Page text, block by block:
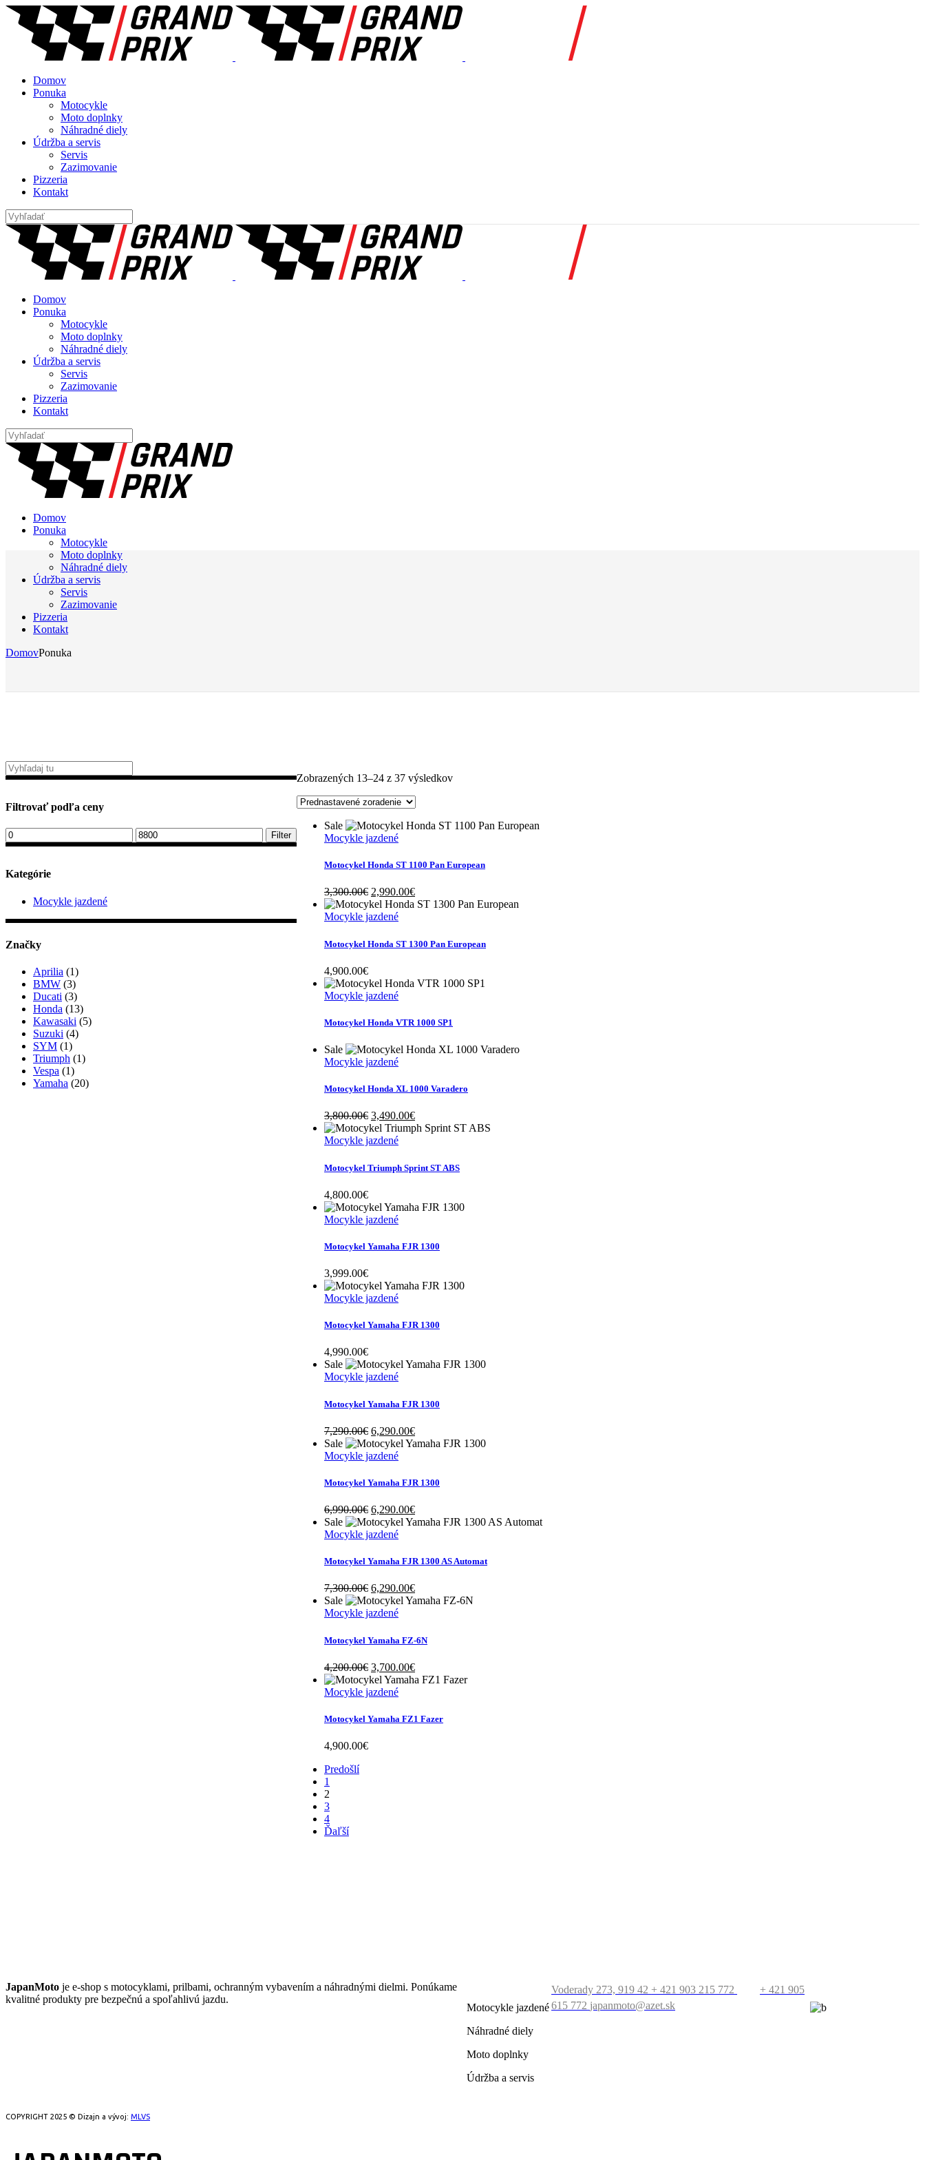
Domov
Ponuka
Motocykle
Moto doplnky
Náhradné diely
Údržba a servis
Servis
Zazimovanie
Pizzeria
Kontakt
Domov
Ponuka
Motocykle
Moto doplnky
Náhradné diely
Údržba a servis
Servis
Zazimovanie
Pizzeria
Kontakt
Domov
Ponuka
Motocykle
Moto doplnky
Náhradné diely
Údržba a servis
Servis
Zazimovanie
Pizzeria
Kontakt
DomovPonuka
Zobrazených 13–24 z 37 výsledkov
Sale
Mocykle jazdené
Motocykel Honda ST 1100 Pan European
3,300.00€ Original
price
was:
2,990.00€Current
price
Mocykle jazdené
Motocykel Honda ST 1300 Pan European
4,900.00€
Mocykle jazdené
Motocykel Honda VTR 1000 SP1
Sale
Mocykle jazdené
Motocykel Honda XL 1000 Varadero
3,800.00€ Original
price
was:
3,490.00€Current
price
Mocykle jazdené
Motocykel Triumph Sprint ST ABS
4,800.00€
Mocykle jazdené
Motocykel Yamaha FJR 1300
3,999.00€
Mocykle jazdené
Motocykel Yamaha FJR 1300
4,990.00€
Sale
Mocykle jazdené
Motocykel Yamaha FJR 1300
7,290.00€ Original
price
was:
6,290.00€Current
price
Sale
Mocykle jazdené
Motocykel Yamaha FJR 1300
6,990.00€ Original
price
was:
6,290.00€Current
price
Sale
Mocykle jazdené
Motocykel Yamaha FJR 1300 AS Automat
7,300.00€ Original
price
was:
6,290.00€Current
price
Sale
Mocykle jazdené
Motocykel Yamaha FZ-6N
4,200.00€ Original
price
was:
3,700.00€Current
price
Mocykle jazdené
Motocykel Yamaha FZ1 Fazer
4,900.00€
Predošlí
1
2
3
4
Ďaľší
Filtrovať podľa ceny
Minimálna
cena
Maximálna
cena
Filter
Kategórie
Mocykle jazdené
Značky
Aprilia (1)
BMW (3)
Ducati (3)
Honda (13)
Kawasaki (5)
Suzuki (4)
SYM (1)
Triumph (1)
Vespa (1)
Yamaha (20)
JapanMoto je e-shop s motocyklami, prilbami, ochranným vybavením a náhradnými dielmi. Ponúkame
kvalitné produkty pre bezpečnú a spoľahlivú jazdu.
Motocykle jazdené
Náhradné diely
Moto doplnky
Údržba a servis
Voderady 273, 919 42 + 421 903 215 772
+ 421 905
615 772 japanmoto@azet.sk
COPYRIGHT 2025 © Dizajn a vývoj: MLVS